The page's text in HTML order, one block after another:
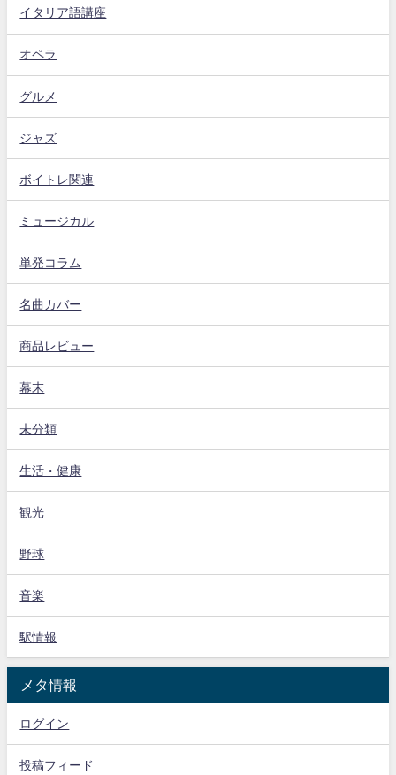
イタリア語講座
オペラ
グルメ
ジャズ
ボイトレ関連
ミュージカル
単発コラム
名曲カバー
商品レビュー
幕末
未分類
生活・健康
観光
野球
音楽
駅情報
メタ情報
ログイン
投稿フィード